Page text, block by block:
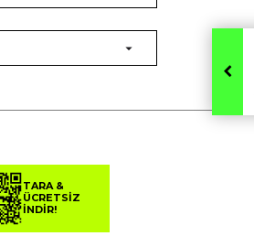
TARA &
ÜCRETSİZ
İNDİR!